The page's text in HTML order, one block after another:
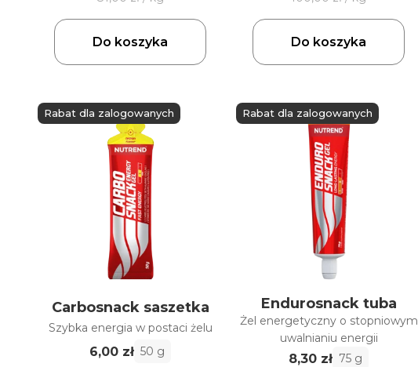
Do koszyka Do koszyka
Rabat dla zalogowanych
Carbosnack saszetka
Szybka energia w postaci żelu
6,00 zł 50 g
Rabat dla zalogowanych
Endurosnack tuba
Żel energetyczny o stopniowym
uwalnianiu energii
8,30 zł 75 g